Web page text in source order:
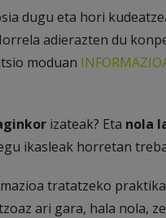
dugu eta hori
adierazten du
moduan
izateak? Eta nola
ikasleak horretan
tratatzeko
ari gara, hala nola,